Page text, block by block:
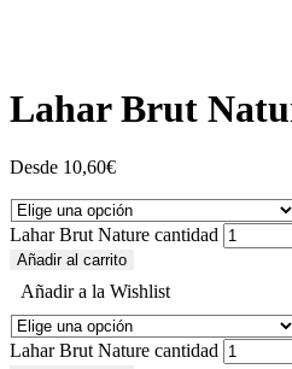
Lahar Brut
Desde 10,60€
Lahar Brut Nature cantidad
Añadir al carrito
Añadir a la Wishlist
Lahar Brut Nature cantidad